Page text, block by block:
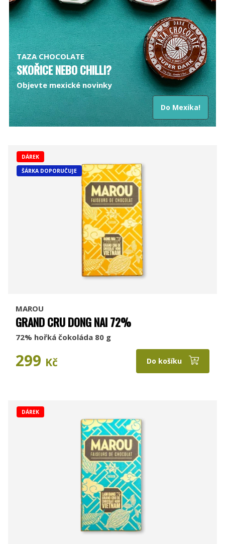
TAZA CHOCOLATE
SKOŘICE NEBO CHILLI?
Objevte mexické novinky
Do Mexika!
DÁREK
ŠÁRKA DOPORUČUJE
MAROU
GRAND CRU DONG NAI 72%
72% hořká čokoláda 80 g
299 Kč Do košíku
DÁREK